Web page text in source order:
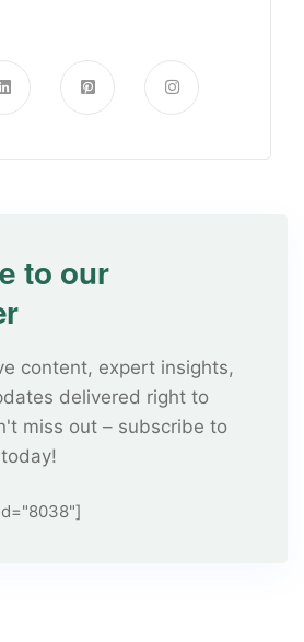
to our
content, expert insights,
delivered right to
miss out – subscribe to